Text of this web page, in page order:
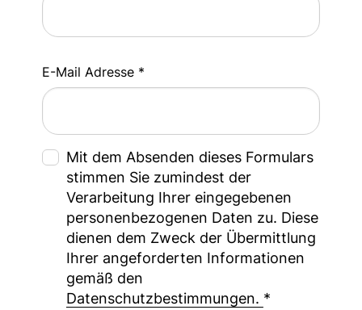
E-Mail Adresse *
Mit dem Absenden dieses Formulars
stimmen Sie zumindest der
Verarbeitung Ihrer eingegebenen
personenbezogenen Daten zu. Diese
dienen dem Zweck der Übermittlung
Ihrer angeforderten Informationen
gemäß den
Datenschutzbestimmungen. *